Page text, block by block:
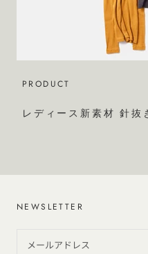
PRODUCT
レディース新素材 針抜
NEWSLETTER